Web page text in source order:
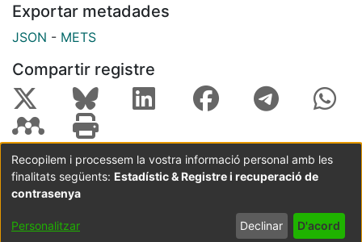
Exportar metadades
JSON - METS
Compartir registre
Coordinació:CRAI UB Avís legal
Metadades
subjectes a:
Configuració
de cookies
privadesa
Recopilem i processem la vostra informació personal amb les
finalitats següents: Estadístic & Registre i recuperació de
contrasenya
Personalitzar Declinar D'acord